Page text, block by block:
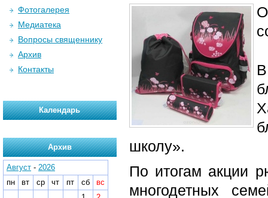
школу».
По итогам акции
многодетных
Фотогалерея
Медиатека
Вопросы священнику
Архив
Контакты
Календарь
Архив
Август - 2026
пн
вт ср чт пт сб
вс